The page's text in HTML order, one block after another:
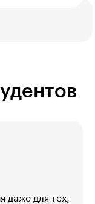
даже для тех,